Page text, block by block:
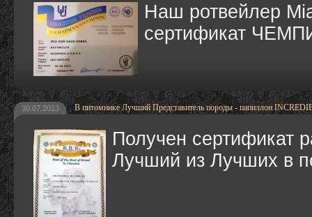
Наш ротвейлер
сертификат
30.07.2013 В питомнике Лучший Представитель породы - папиллон
Получен сертификат
Лучший из Лучших в